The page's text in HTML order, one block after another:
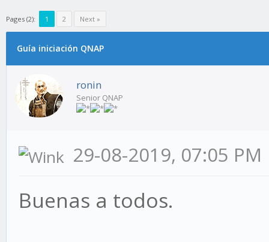
Pages (2): 1 2 Next »
Guía iniciación QNAP
ronin
Senior QNAP
29-08-2019, 07:05 PM
Buenas a todos.